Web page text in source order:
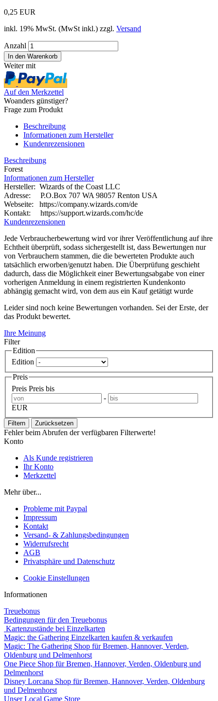
0,25 EUR
inkl. 19% MwSt. (MwSt inkl.) zzgl. Versand
Anzahl
Weiter mit
Auf den Merkzettel
Woanders günstiger?
Frage zum Produkt
Beschreibung
Informationen zum Hersteller
Kundenrezensionen
Beschreibung
Forest
Informationen zum Hersteller
Hersteller: Wizards of the Coast LLC
Adresse: P.O.Box 707 WA 98057 Renton USA
Webseite:
https://company.wizards.com/de
Kontakt: https://support.wizards.com/hc/de
Kundenrezensionen
Jede Verbraucherbewertung wird vor ihrer Veröffentlichung auf ihre
Echtheit überprüft, sodass sichergestellt ist, dass Bewertungen nur
von Verbrauchern stammen, die die bewerteten Produkte auch
tatsächlich erworben/genutzt haben. Die Überprüfung geschieht
dadurch, dass die Möglichkeit einer Bewertungsabgabe von einer
vorherigen Anmeldung in einem registrierten Kundenkonto
abhängig gemacht wird, von dem aus ein Kauf getätigt wurde
Leider sind noch keine Bewertungen vorhanden. Sei der Erste, der
das Produkt bewertet.
Ihre Meinung
Filter
Edition
Edition
Preis
Preis Preis bis
-
EUR
Filtern Zurücksetzen
Fehler beim Abrufen der verfügbaren Filterwerte!
Konto
Als Kunde registrieren
Ihr Konto
Merkzettel
Mehr über...
Probleme mit Paypal
Impressum
Kontakt
Versand- & Zahlungsbedingungen
Widerrufsrecht
AGB
Privatsphäre und Datenschutz
Cookie Einstellungen
Informationen
Treuebonus
Bedingungen für den Treuebonus
Kartenzustände bei Einzelkarten
Magic: the Gathering Einzelkarten kaufen & verkaufen
Magic: The Gathering Shop für Bremen, Hannover, Verden,
Oldenburg und Delmenhorst
One Piece Shop für Bremen, Hannover, Verden, Oldenburg und
Delmenhorst
Disney Lorcana Shop für Bremen, Hannover, Verden, Oldenburg
und Delmenhorst
Unser Local Game Store